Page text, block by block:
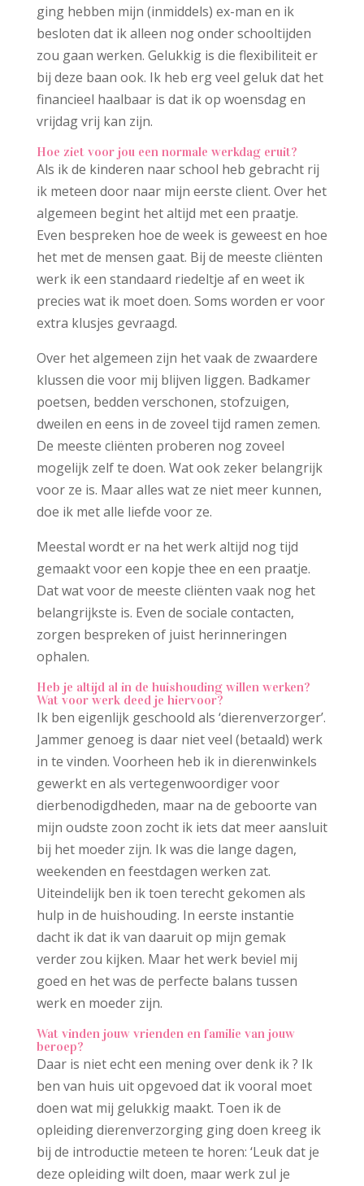
ging hebben mijn (inmiddels) ex-man en ik
besloten dat ik alleen nog onder schooltijden
zou gaan werken. Gelukkig is die flexibiliteit er
bij deze baan ook. Ik heb erg veel geluk dat het
financieel haalbaar is dat ik op woensdag en
vrijdag vrij kan zijn.
Hoe ziet voor jou een normale werkdag eruit?
Als ik de kinderen naar school heb gebracht rij
ik meteen door naar mijn eerste client. Over het
algemeen begint het altijd met een praatje.
Even bespreken hoe de week is geweest en hoe
het met de mensen gaat. Bij de meeste cliënten
werk ik een standaard riedeltje af en weet ik
precies wat ik moet doen. Soms worden er voor
extra klusjes gevraagd.
Over het algemeen zijn het vaak de zwaardere
klussen die voor mij blijven liggen. Badkamer
poetsen, bedden verschonen, stofzuigen,
dweilen en eens in de zoveel tijd ramen zemen.
De meeste cliënten proberen nog zoveel
mogelijk zelf te doen. Wat ook zeker belangrijk
voor ze is. Maar alles wat ze niet meer kunnen,
doe ik met alle liefde voor ze.
Meestal wordt er na het werk altijd nog tijd
gemaakt voor een kopje thee en een praatje.
Dat wat voor de meeste cliënten vaak nog het
belangrijkste is. Even de sociale contacten,
zorgen bespreken of juist herinneringen
ophalen.
Heb je altijd al in de huishouding willen werken?
Wat voor werk deed je hiervoor?
Ik ben eigenlijk geschoold als ‘dierenverzorger’.
Jammer genoeg is daar niet veel (betaald) werk
in te vinden. Voorheen heb ik in dierenwinkels
gewerkt en als vertegenwoordiger voor
dierbenodigdheden, maar na de geboorte van
mijn oudste zoon zocht ik iets dat meer aansluit
bij het moeder zijn. Ik was die lange dagen,
weekenden en feestdagen werken zat.
Uiteindelijk ben ik toen terecht gekomen als
hulp in de huishouding. In eerste instantie
dacht ik dat ik van daaruit op mijn gemak
verder zou kijken. Maar het werk beviel mij
goed en het was de perfecte balans tussen
werk en moeder zijn.
Wat vinden jouw vrienden en familie van jouw
beroep?
Daar is niet echt een mening over denk ik ? Ik
ben van huis uit opgevoed dat ik vooral moet
doen wat mij gelukkig maakt. Toen ik de
opleiding dierenverzorging ging doen kreeg ik
bij de introductie meteen te horen: ‘Leuk dat je
deze opleiding wilt doen, maar werk zul je